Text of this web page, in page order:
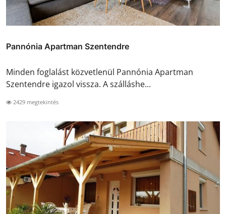
Pannónia Apartman Szentendre
Minden foglalást közvetlenül Pannónia Apartman
Szentendre igazol vissza. A szálláshe...
2429 megtekintés